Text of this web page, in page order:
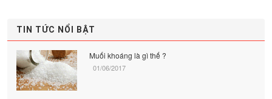
TIN TỨC NỔI BẬT
Muối khoáng là gì thế ?
01/06/2017